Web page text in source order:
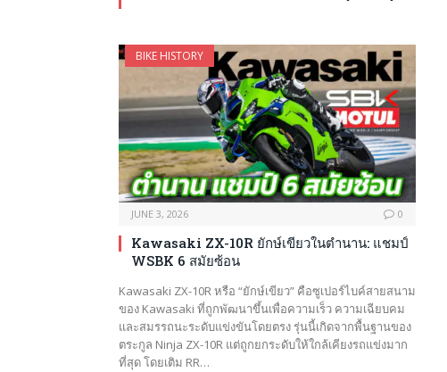
BIKE HISTORY
JUNE 3, 2026 0
Kawasaki ZX-10R ยักษ์เขียวในตำนาน: แชมป์
WSBK 6 สมัยซ้อน
Kawasaki ZX-10R หรือ “ยักษ์เขียว” คือซูเปอร์ไบค์สายสนาม
ของ Kawasaki ที่ถูกพัฒนาขึ้นเพื่อความเร็ว ความเฉียบคม
และสมรรถนะระดับแข่งขันโดยตรง รุ่นนี้เกิดจากพื้นฐานของ
ตระกูล Ninja ZX-10R แต่ถูกยกระดับให้ใกล้เคียงรถแข่งมาก
ที่สุด โดยเติม RR…